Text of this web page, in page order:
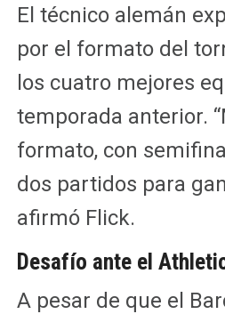
El técnico alemán
por el formato del
los cuatro mejores
temporada anterior.
formato, con
dos partidos para
afirmó Flick.
Desafío ante el
A pesar de que el